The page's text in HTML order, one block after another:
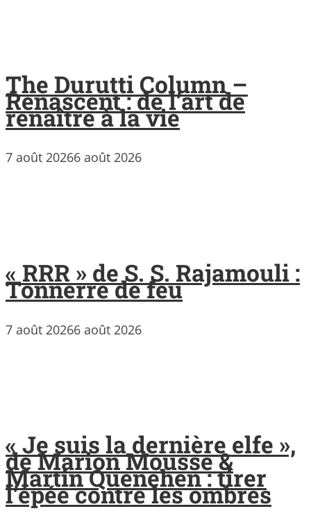
The Durutti Column –
Renascent : de l’art de
renaître à la vie
7 août 20266 août 2026
« RRR » de S. S. Rajamouli :
Tonnerre de feu
7 août 20266 août 2026
« Je suis la dernière elfe »,
de Marion Mousse &
Martin Quenehen : tirer
l’épée contre les ombres